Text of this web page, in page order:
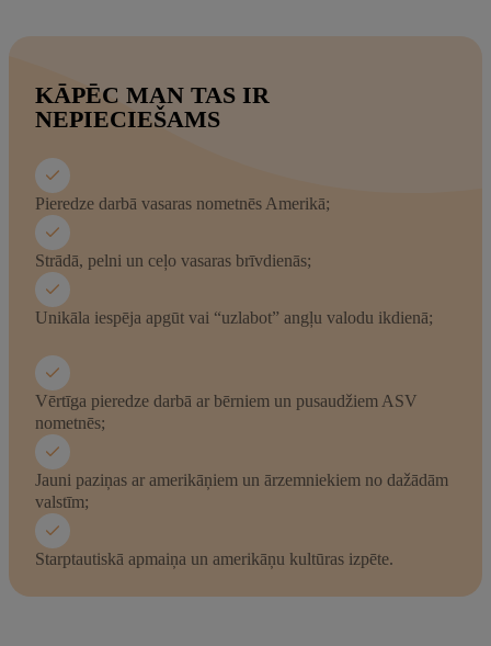
KĀPĒC MAN TAS IR
NEPIECIEŠAMS
Pieredze darbā vasaras nometnēs Amerikā;
Strādā, pelni un ceļo vasaras brīvdienās;
Unikāla iespēja apgūt vai “uzlabot” angļu valodu ikdienā;
Vērtīga pieredze darbā ar bērniem un pusaudžiem ASV
nometnēs;
Jauni paziņas ar amerikāņiem un ārzemniekiem no dažādām
valstīm;
Starptautiskā apmaiņa un amerikāņu kultūras izpēte.